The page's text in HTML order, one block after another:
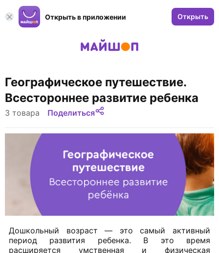
Открыть в приложении Открыть
Географическое путешествие.
Всестороннее развитие ребенка
3 товара Поделиться
Дошкольный возраст — это самый активный
период развития ребенка. В это время
расширяется умственная и физическая